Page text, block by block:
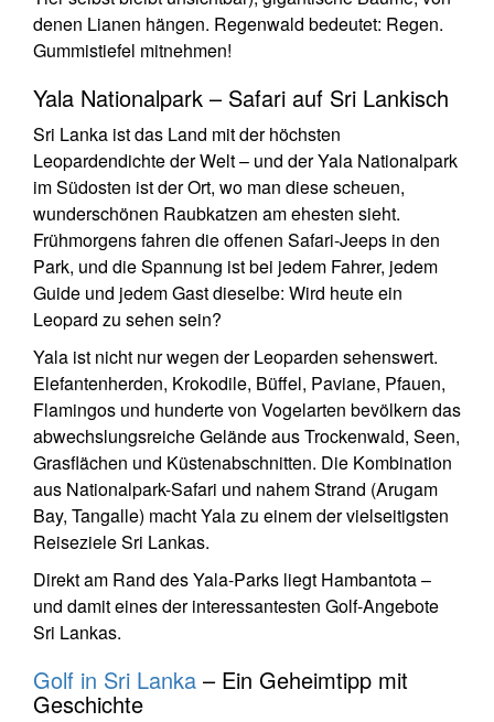
denen Lianen hängen. Regenwald bedeutet: Regen.
Gummistiefel mitnehmen!
Yala Nationalpark – Safari auf Sri Lankisch
Sri Lanka ist das Land mit der höchsten
Leopardendichte der Welt – und der Yala Nationalpark
im Südosten ist der Ort, wo man diese scheuen,
wunderschönen Raubkatzen am ehesten sieht.
Frühmorgens fahren die offenen Safari-Jeeps in den
Park, und die Spannung ist bei jedem Fahrer, jedem
Guide und jedem Gast dieselbe: Wird heute ein
Leopard zu sehen sein?
Yala ist nicht nur wegen der Leoparden sehenswert.
Elefantenherden, Krokodile, Büffel, Paviane, Pfauen,
Flamingos und hunderte von Vogelarten bevölkern das
abwechslungsreiche Gelände aus Trockenwald, Seen,
Grasflächen und Küstenabschnitten. Die Kombination
aus Nationalpark-Safari und nahem Strand (Arugam
Bay, Tangalle) macht Yala zu einem der vielseitigsten
Reiseziele Sri Lankas.
Direkt am Rand des Yala-Parks liegt Hambantota –
und damit eines der interessantesten Golf-Angebote
Sri Lankas.
Golf in Sri Lanka – Ein Geheimtipp mit
Geschichte